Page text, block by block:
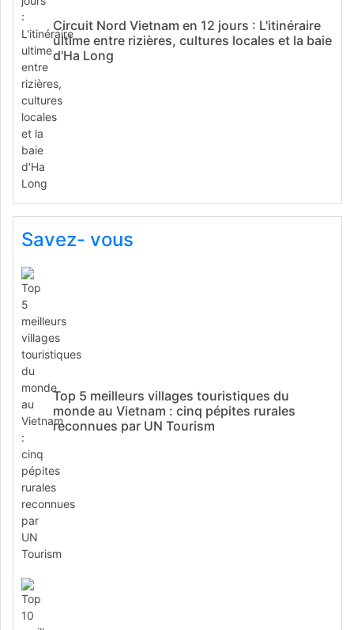
Circuit Nord Vietnam en 12 jours : L'itinéraire
ultime entre rizières, cultures locales et la baie
d'Ha Long
Savez- vous
Top 5 meilleurs villages touristiques du
monde au Vietnam : cinq pépites rurales
reconnues par UN Tourism